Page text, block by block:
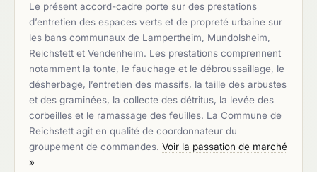
Le présent accord-cadre porte sur des prestations
d’entretien des espaces verts et de propreté urbaine sur
les bans communaux de Lampertheim, Mundolsheim,
Reichstett et Vendenheim. Les prestations comprennent
notamment la tonte, le fauchage et le débroussaillage, le
désherbage, l’entretien des massifs, la taille des arbustes
et des graminées, la collecte des détritus, la levée des
corbeilles et le ramassage des feuilles. La Commune de
Reichstett agit en qualité de coordonnateur du
groupement de commandes. Voir la passation de marché
»